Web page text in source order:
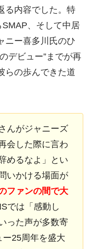
る内容でした。特
SMAP、そして中居
ニー喜多川氏のひ
デビュー”までが再
らの歩んできた道
んがジャニーズ
会した際に言わ
めるなよ」とい
いかける場面が
ファンの間で大
では「感動し
った声が多数寄
25周年を盛大